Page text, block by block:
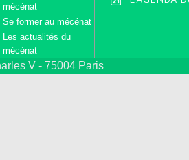
mécénat
Se former au mécénat
Les actualités du
mécénat
V - 75004 Paris